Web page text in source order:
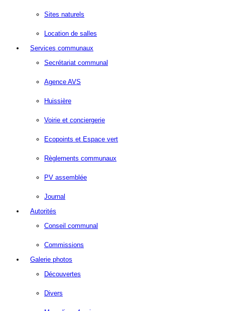
Sites naturels
Location de salles
Services communaux
Secrétariat communal
Agence AVS
Huissière
Voirie et conciergerie
Ecopoints et Espace vert
Règlements communaux
PV assemblée
Journal
Autorités
Conseil communal
Commissions
Galerie photos
Découvertes
Divers